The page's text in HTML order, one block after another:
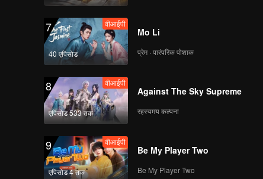
7
40 एपिसोड
वीआईपी
Mo Li
प्रेम · पारंपरिक पोशाक
8
एपिसोड 533 तक
वीआईपी
Against The Sky Supreme
रहस्यमय कल्पना
9
एपिसोड 4 तक
वीआईपी
Be My Player Two
Be My Player Two